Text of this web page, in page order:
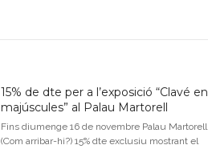
15% de dte per a l’exposició “Clavé en
majúscules” al Palau Martorell
Fins diumenge 16 de novembre Palau Martorell
(Com arribar-hi?) 15% dte exclusiu mostrant el